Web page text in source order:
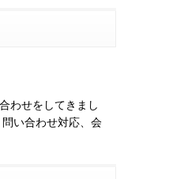
わせをしてきまし
い合わせ対応、会